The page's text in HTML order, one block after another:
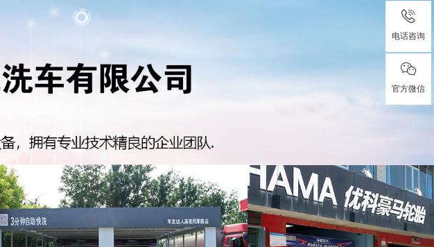
电话咨询
官方微信